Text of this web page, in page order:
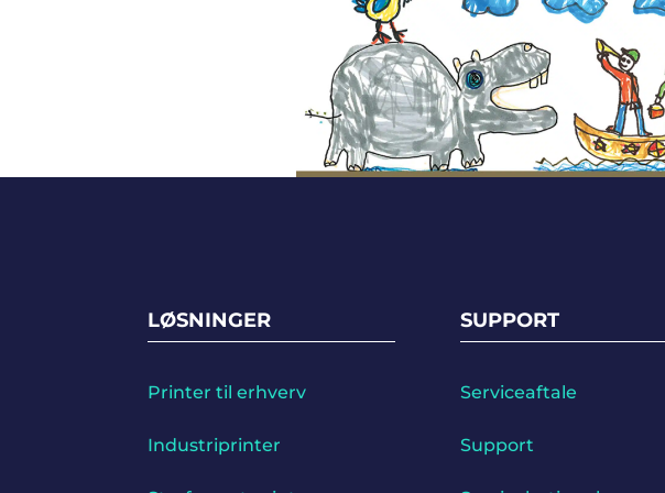
LØSNINGER
Printer til erhverv
Industriprinter
SUPPORT
Serviceaftale
Support